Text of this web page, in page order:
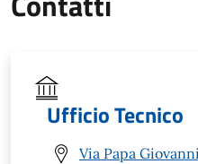
Ufficio Tecnico
Via Papa